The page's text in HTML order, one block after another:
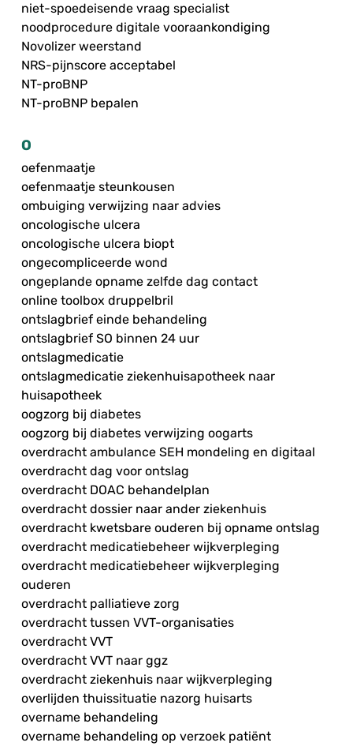
niet-spoedeisende vraag specialist
noodprocedure digitale vooraankondiging
Novolizer weerstand
NRS-pijnscore acceptabel
NT-proBNP
NT-proBNP bepalen
O
oefenmaatje
oefenmaatje steunkousen
ombuiging verwijzing naar advies
oncologische ulcera
oncologische ulcera biopt
ongecompliceerde wond
ongeplande opname zelfde dag contact
online toolbox druppelbril
ontslagbrief einde behandeling
ontslagbrief SO binnen 24 uur
ontslagmedicatie
ontslagmedicatie ziekenhuisapotheek naar
huisapotheek
oogzorg bij diabetes
oogzorg bij diabetes verwijzing oogarts
overdracht ambulance SEH mondeling en digitaal
overdracht dag voor ontslag
overdracht DOAC behandelplan
overdracht dossier naar ander ziekenhuis
overdracht kwetsbare ouderen bij opname ontslag
overdracht medicatiebeheer wijkverpleging
overdracht medicatiebeheer wijkverpleging
ouderen
overdracht palliatieve zorg
overdracht tussen VVT-organisaties
overdracht VVT
overdracht VVT naar ggz
overdracht ziekenhuis naar wijkverpleging
overlijden thuissituatie nazorg huisarts
overname behandeling
overname behandeling op verzoek patiënt